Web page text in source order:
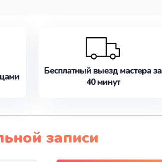
Бесплатный выезд мастера за
40 минут
записи